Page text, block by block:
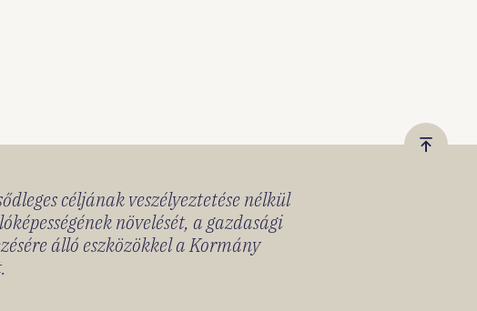
Vissza
céljának veszélyeztetése nélkül
növelését, a gazdasági
álló eszközökkel a Kormány